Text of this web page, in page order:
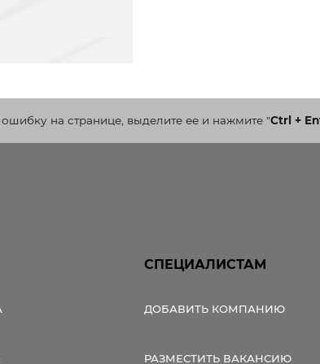
на странице, выделите ее и нажмите"Ctrl +
СПЕЦИАЛИСТАМ
ДОБАВИТЬ КОМПАНИЮ
РАЗМЕСТИТЬ ВАКАНСИЮ